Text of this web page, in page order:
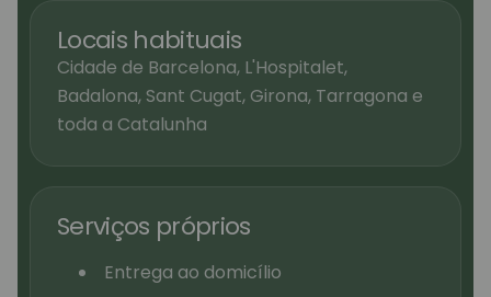
Locais habituais
Cidade de Barcelona, L'Hospitalet,
Badalona, Sant Cugat, Girona, Tarragona e
toda a Catalunha
Serviços próprios
Entrega ao domicílio